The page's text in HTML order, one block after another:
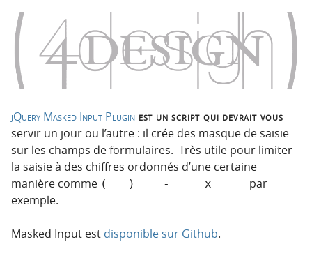
jQuery Masked Input Plugin est un script qui devrait vous
servir un jour ou l’autre : il crée des masque de saisie
sur les champs de formulaires. Très utile pour limiter
la saisie à des chiffres ordonnés d’une certaine
manière comme (___) ___-____ x_____
par
exemple.
Masked Input est disponible sur Github.